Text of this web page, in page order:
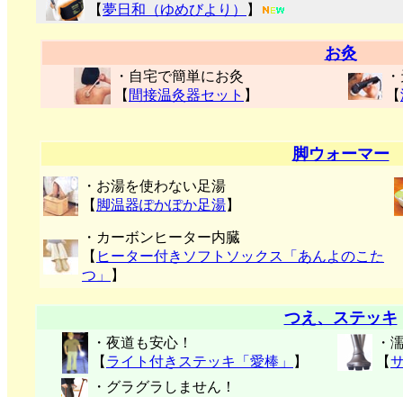
【夢日和（ゆめびより） 】
お灸
・自宅で簡単にお灸
【 間接温灸器セット 】
【
脚ウォーマー
・お湯を使わない足湯
【 脚温器ぽかぽか足湯】
・カーボンヒーター内臓
【 ヒーター付きソフトソックス「あんよのこた
つ」
】
つえ、ステッキ
・夜道も安心！
【 ライト付きステッキ「愛棒」 】
・
【
・グラグラしません！